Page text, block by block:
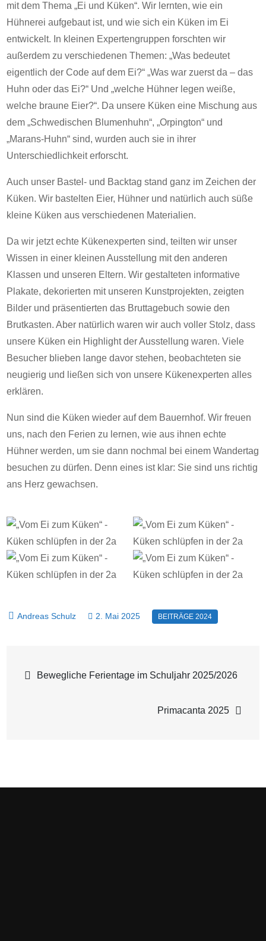
mit dem Thema „Ei und Küken“. Wir lernten, wie ein
Hühnerei aufgebaut ist, und wie sich ein Küken im Ei
entwickelt. In kleinen Expertengruppen forschten wir
außerdem zu verschiedenen Themen: „Was bedeutet
eigentlich der Code auf dem Ei?“ „Was war zuerst da – das
Huhn oder das Ei?“ Und „welche Hühner legen weiße,
welche braune Eier?“. Da unsere Küken eine Mischung aus
dem „Schwedischen Blumenhuhn“, „Orpington“ und
„Marans-Huhn“ sind, wurden auch sie in ihrer
Unterschiedlichkeit erforscht.
Auch unser Bastel- und Backtag stand ganz im Zeichen der
Küken. Wir bastelten Eier, Hühner und natürlich auch süße
kleine Küken aus verschiedenen Materialien.
Da wir jetzt echte Kükenexperten sind, teilten wir unser
Wissen in einer kleinen Ausstellung mit den anderen
Klassen und unseren Eltern. Wir gestalteten informative
Plakate, dekorierten mit unseren Kunstprojekten, zeigten
Bilder und präsentierten das Bruttagebuch sowie den
Brutkasten. Aber natürlich waren wir auch voller Stolz, dass
unsere Küken ein Highlight der Ausstellung waren. Viele
Besucher blieben lange davor stehen, beobachteten sie
neugierig und ließen sich von unsere Kükenexperten alles
erklären.
Nun sind die Küken wieder auf dem Bauernhof. Wir freuen
uns, nach den Ferien zu lernen, wie aus ihnen echte
Hühner werden, um sie dann nochmal bei einem Wandertag
besuchen zu dürfen. Denn eines ist klar: Sie sind uns richtig
ans Herz gewachsen.
2. Mai 2025
Beitragsnavigation
Bewegliche Ferientage im Schuljahr 2025/2026
Primacanta 2025